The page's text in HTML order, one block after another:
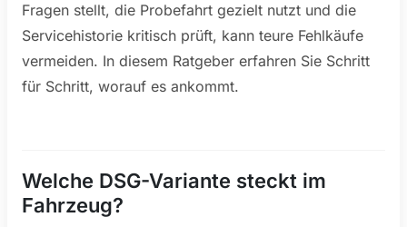
Fragen stellt, die Probefahrt gezielt nutzt und die
Servicehistorie kritisch prüft, kann teure Fehlkäufe
vermeiden. In diesem Ratgeber erfahren Sie Schritt
für Schritt, worauf es ankommt.
Welche DSG-Variante steckt im
Fahrzeug?